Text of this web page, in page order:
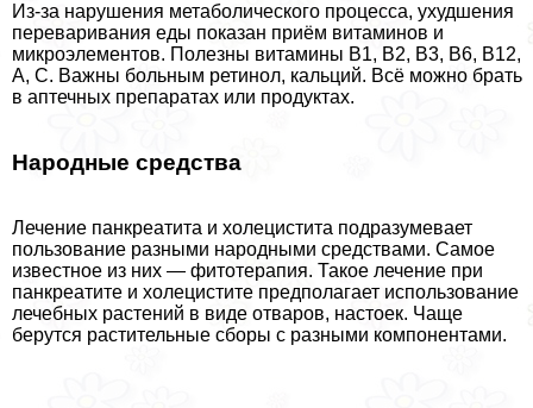
Из-за нарушения метаболического процесса, ухудшения
переваривания еды показан приём витаминов и
микроэлементов. Полезны витамины В1, В2, В3, В6, В12,
А, С. Важны больным ретинол, кальций. Всё можно брать
в аптечных препаратах или продуктах.
Народные средства
Лечение панкреатита и холецистита подразумевает
пользование разными народными средствами. Самое
известное из них — фитотерапия. Такое лечение при
панкреатите и холецистите предполагает использование
лечебных растений в виде отваров, настоек. Чаще
берутся растительные сборы с разными компонентами.